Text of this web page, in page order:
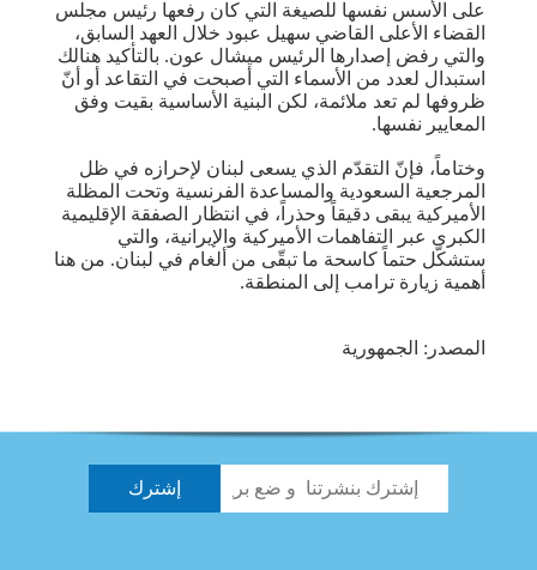
على الأسس نفسها للصيغة التي كان رفعها رئيس مجلس
القضاء الأعلى القاضي سهيل عبود خلال العهد السابق،
والتي رفض إصدارها الرئيس ميشال عون. بالتأكيد هنالك
استبدال لعدد من الأسماء التي أصبحت في التقاعد أو أنّ
ظروفها لم تعد ملائمة، لكن البنية الأساسية بقيت وفق
المعايير نفسها.
وختاماً، فإنّ التقدّم الذي يسعى لبنان لإحرازه في ظل
المرجعية السعودية والمساعدة الفرنسية وتحت المظلة
الأميركية يبقى دقيقاً وحذراً، في انتظار الصفقة الإقليمية
الكبرى عبر التفاهمات الأميركية والإيرانية، والتي
ستشكّل حتماً كاسحة ما تبقّى من ألغام في لبنان. من هنا
أهمية زيارة ترامب إلى المنطقة.
المصدر: الجمهورية